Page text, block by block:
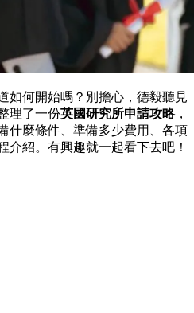
如何開始嗎？別擔心，德毅聽見
理了一份英國研究所申請攻略，
什麼條件、準備多少費用、各項
介紹。有興趣就一起看下去吧！